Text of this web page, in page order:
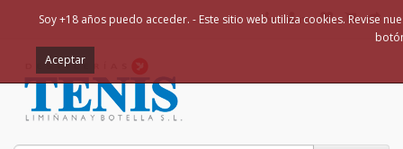
Soy +18 años puedo acceder. - Este sitio web utiliza cookies. Revise
Aceptar